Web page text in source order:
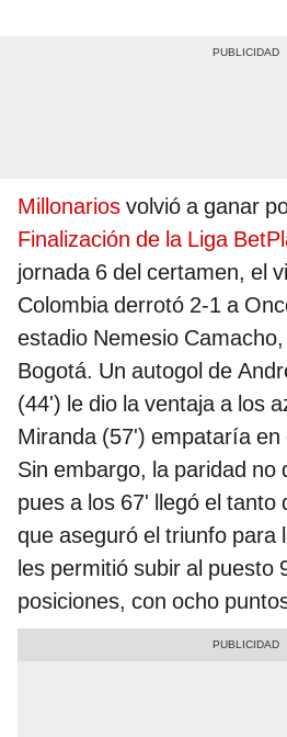
Millonarios volvió a ganar
Finalización de la Liga
jornada 6 del certamen, el
Colombia derrotó 2-1 a
estadio Nemesio
Bogotá. Un autogol de
(44') le dio la ventaja a los
Miranda (57') empataría en
Sin embargo, la paridad no
pues a los 67' llegó el tanto
que aseguró el triunfo para
les permitió subir al puesto
posiciones, con ocho